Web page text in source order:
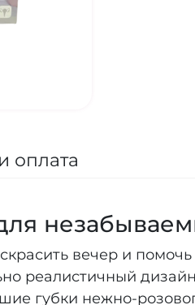
оплата
вечер и
реалистичный
губки нежно-